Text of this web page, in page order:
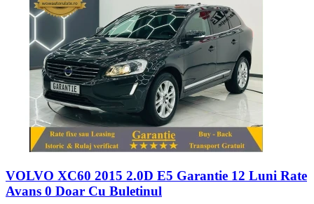
VOLVO XC60 2015 2.0D E5 Garantie 12 Luni Rate
Avans 0 Doar Cu Buletinul